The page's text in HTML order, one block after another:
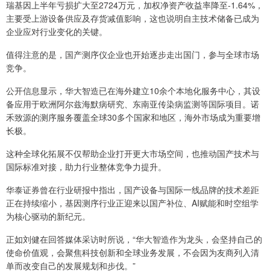
瑞基因上半年亏损扩大至2724万元，加权净资产收益率降至-1.64%，
主要受上游设备供应及存货减值影响，这也说明自主技术储备已成为
企业应对行业变化的关键。
值得注意的是，国产测序仪企业也开始逐步走出国门，参与全球市场
竞争。
公开信息显示，华大智造已在海外建立10余个本地化服务中心，其设
备应用于欧洲阿尔兹海默病研究、东南亚传染病监测等国际项目。诺
禾致源的测序服务覆盖全球30多个国家和地区，海外市场成为重要增
长极。
这种全球化拓展不仅帮助企业打开更大市场空间，也推动国产技术与
国际标准对接，助力行业整体竞争力提升。
华泰证券曾在行业研报中指出，国产设备与国际一线品牌的技术差距
正在持续缩小，基因测序行业正迎来以国产补位、AI赋能和时空组学
为核心驱动的新纪元。
正如刘健在回答媒体采访时所说，“华大智造作为龙头，会坚持自己的
使命价值观，会聚焦科技创新和全球业务发展，不会因为友商列入清
单而改变自己的发展规划和步伐。”